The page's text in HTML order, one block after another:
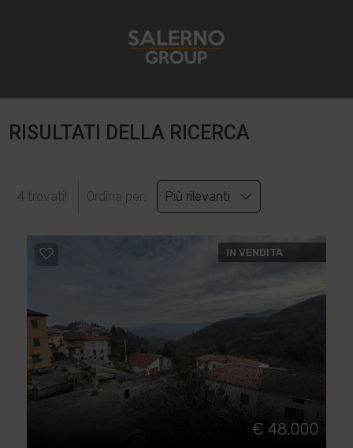
RISULTATI DELLA RICERCA
4 trovati! Ordina per: Più rilevanti
IN VENDITA
€ 48.000